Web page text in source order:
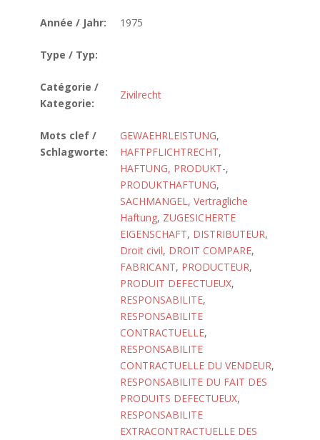
Année / Jahr: 1975
Type / Typ:
Catégorie /
Kategorie:
Zivilrecht
Mots clef /
Schlagworte:
GEWAEHRLEISTUNG,
HAFTPFLICHTRECHT,
HAFTUNG, PRODUKT-,
PRODUKTHAFTUNG,
SACHMANGEL, Vertragliche
Haftung, ZUGESICHERTE
EIGENSCHAFT, DISTRIBUTEUR,
Droit civil, DROIT COMPARE,
FABRICANT, PRODUCTEUR,
PRODUIT DEFECTUEUX,
RESPONSABILITE,
RESPONSABILITE
CONTRACTUELLE,
RESPONSABILITE
CONTRACTUELLE DU VENDEUR,
RESPONSABILITE DU FAIT DES
PRODUITS DEFECTUEUX,
RESPONSABILITE
EXTRACONTRACTUELLE DES